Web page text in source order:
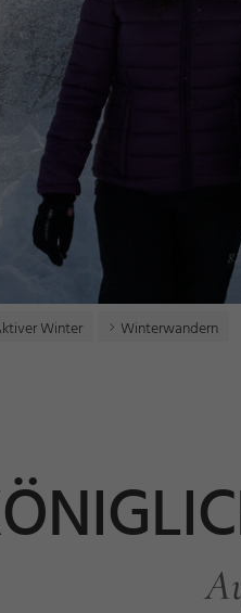
Winter Winterwandern